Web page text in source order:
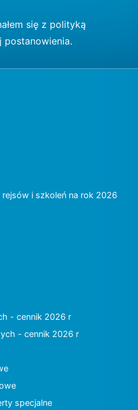
się z polityką
postanowienia.
i szkoleń na rok 2026
- cennik 2026 r
- cennik 2026 r
specjalne